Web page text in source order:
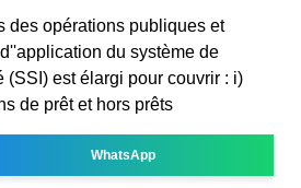
des opérations publiques et
du système de
(SSI) est élargi pour couvrir : i)
de prêt et hors prêts
WhatsApp